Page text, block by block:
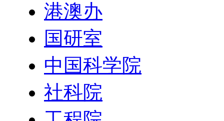
港澳办
国研室
中国科学院
社科院